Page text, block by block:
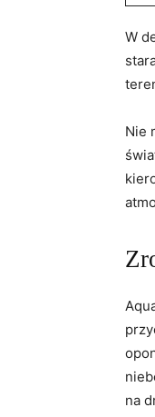
W
Nie
na